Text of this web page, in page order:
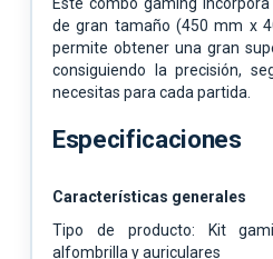
de gran tamaño (450 mm x
permite obtener una gran
consiguiendo la precisión,
necesitas para cada partida.
Especificaciones
Características generales
Tipo de producto: Kit
alfombrilla y auriculares